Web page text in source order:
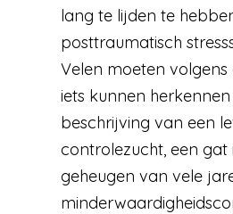
lang te lijden te
posttraumatisch
Velen moeten volgens
iets kunnen
beschrijving van een
controlezucht, een gat
geheugen van vele